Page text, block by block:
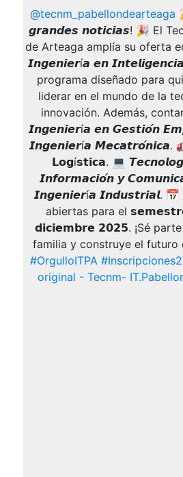
@tecnm_pabellondearteaga
𝙜𝙧𝙖𝙣𝙙𝙚𝙨 𝙣𝙤𝙩𝙞𝙘𝙞𝙖𝙨! 🎉 El
de Arteaga amplía su oferta
𝙄𝙣𝙜𝙚𝙣𝙞𝙚𝙧í𝙖 𝙚𝙣 𝙄𝙣𝙩𝙚𝙡𝙞𝙜𝙚𝙣𝙘𝙞𝙖
programa diseñado para
liderar en el mundo de la
innovación. Además,
𝙄𝙣𝙜𝙚𝙣𝙞𝙚𝙧í𝙖 𝙚𝙣 𝙂𝙚𝙨𝙩𝙞𝙤́𝙣
𝙄𝙣𝙜𝙚𝙣𝙞𝙚𝙧í𝙖 𝙈𝙚𝙘𝙖𝙩𝙧𝙤́𝙣𝙞𝙘𝙖.
𝗟𝗼𝗴í𝘀𝘁𝗶𝗰𝗮. 💻
𝙄𝙣𝙛𝙤𝙧𝙢𝙖𝙘𝙞𝙤́𝙣 𝙮
𝙄𝙣𝙜𝙚𝙣𝙞𝙚𝙧í𝙖 𝙄𝙣𝙙𝙪𝙨𝙩𝙧𝙞𝙖𝙡.
abiertas para el
𝗱𝗶𝗰𝗶𝗲𝗺𝗯𝗿𝗲 𝟮𝟬𝟮𝟱. ¡Sé
familia y construye el futuro
#OrgulloITPA
original - Tecnm-